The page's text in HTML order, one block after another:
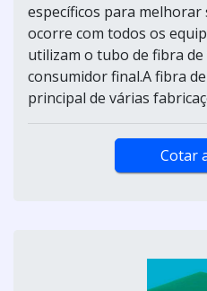
específicos para melhorar
ocorre com todos os
utilizam o tubo de fibra
consumidor final.A fibra
principal de várias
Cotar